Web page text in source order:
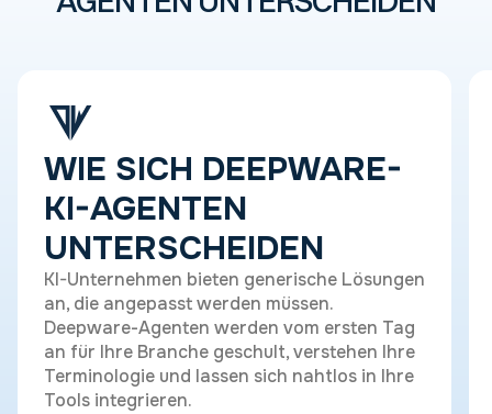
WIE SICH DEEPWARE-
KI-AGENTEN
UNTERSCHEIDEN
KI-Unternehmen bieten generische Lösungen
an, die angepasst werden müssen.
Deepware-Agenten werden vom ersten Tag
an für Ihre Branche geschult, verstehen Ihre
Terminologie und lassen sich nahtlos in Ihre
Tools integrieren.